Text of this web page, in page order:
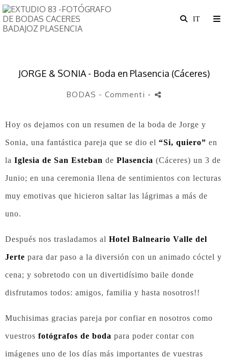
JORGE & SONIA - Boda en Plasencia (Cáceres)
BODAS - Commenti -
Hoy os dejamos con un resumen de la boda de Jorge y
Sonia, una fantástica pareja que se dio el “Si, quiero” en
la Iglesia de San Esteban de Plasencia (Cáceres) un 3 de
Junio; en una ceremonia llena de sentimientos con lecturas
muy emotivas que hicieron saltar las lágrimas a más de
uno.
Después nos trasladamos al Hotel Balneario Valle del
Jerte para dar paso a la diversión con un animado cóctel y
cena; y sobretodo con un divertidísimo baile donde
disfrutamos todos: amigos, familia y hasta nosotros!!
Muchisimas gracias pareja por confiar en nosotros como
vuestros fotógrafos de boda para poder contar con
imágenes uno de los días más importantes de vuestras